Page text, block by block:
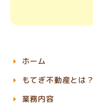
ホーム
もてぎ不動産とは？
業務内容